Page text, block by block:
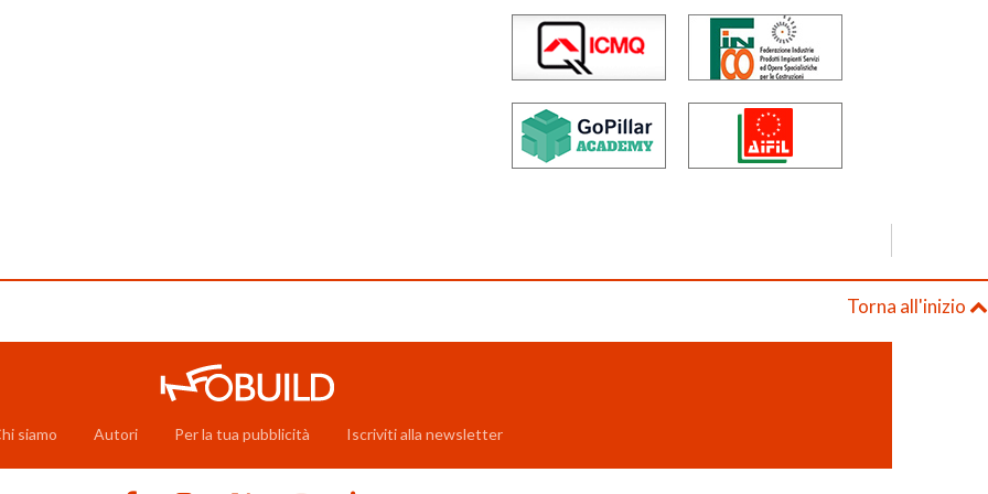
Torna all'inizio
siamo Autori Per la tua pubblicità Iscriviti alla newsletter